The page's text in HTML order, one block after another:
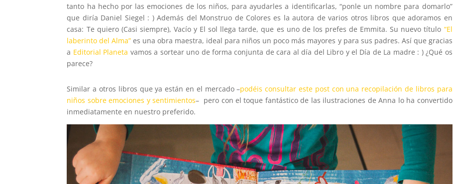
tanto ha hecho por las emociones de los niños, para ayudarles a identificarlas, “ponle un nombre para domarlo”
que diría Daniel Siegel : ) Además del Monstruo de Colores es la autora de varios otros libros que adoramos en
casa: Te quiero (Casi siempre), Vacío y El sol llega tarde, que es uno de los prefes de Emmita. Su nuevo título “El
laberinto del Alma” es una obra maestra, ideal para niños un poco más mayores y para sus padres. Así que gracias
a Editorial Planeta vamos a sortear uno de forma conjunta de cara al día del Libro y el Día de La madre : ) ¿Qué os
parece?
Similar a otros libros que ya están en el mercado –podéis consultar este post con una recopilación de libros para
niños sobre emociones y sentimientos– pero con el toque fantástico de las ilustraciones de Anna lo ha convertido
inmediatamente en nuestro preferido.